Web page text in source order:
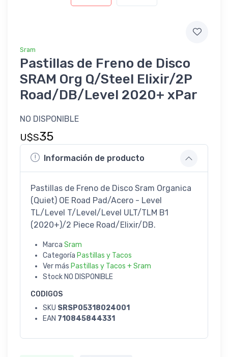
Sram
Pastillas de Freno de Disco
SRAM Org Q/Steel Elixir/2P
Road/DB/Level 2020+ xPar
NO DISPONIBLE
U$S35
Información de producto
Pastillas de Freno de Disco Sram Organica
(Quiet) OE Road Pad/Acero - Level
TL/Level T/Level/Level ULT/TLM B1
(2020+)/2 Piece Road/Elixir/DB.
Marca Sram
Categoría Pastillas y Tacos
Ver más Pastillas y Tacos + Sram
Stock NO DISPONIBLE
CODIGOS
SKU SRSP05318024001
EAN 710845844331